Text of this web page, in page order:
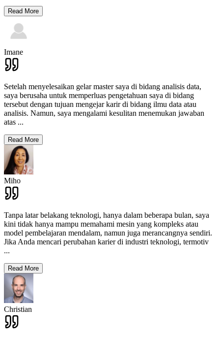
Read More
Imane
Setelah menyelesaikan gelar master saya di bidang analisis data,
saya berusaha untuk memperluas pengetahuan saya di bidang
tersebut dengan tujuan mengejar karir di bidang ilmu data atau
analisis. Namun, saya mengalami kesulitan menemukan jawaban
atas ...
Read More
Miho
Tanpa latar belakang teknologi, hanya dalam beberapa bulan, saya
kini tidak hanya mampu memahami mesin yang kompleks atau
model pembelajaran mendalam, namun juga merancangnya sendiri.
Jika Anda mencari perubahan karier di industri teknologi, termotiv
...
Read More
Christian